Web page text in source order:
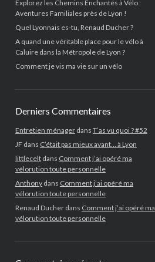
Explorez les Chemins Enchantés à Vélo :
Aventures Familiales près de Lyon !
Quel Lyonnais es-tu, Renaud Ducher ?
A quand une véritable place pour le vélo à
Caluire dans la Métropole de Lyon ?
Comment je vis ma vie sur un vélo
Derniers Commentaires
Entretien ménagerdans T’as vu quoi ? #52
JF dans C’était pas mieux avant… à Lyon
littleceltdans Comment j’ai opéré ma
vélorution toute personnelle
Anthonydans Comment j’ai opéré ma
vélorution toute personnelle
Renaud Ducherdans Comment j’ai opéré ma
vélorution toute personnelle